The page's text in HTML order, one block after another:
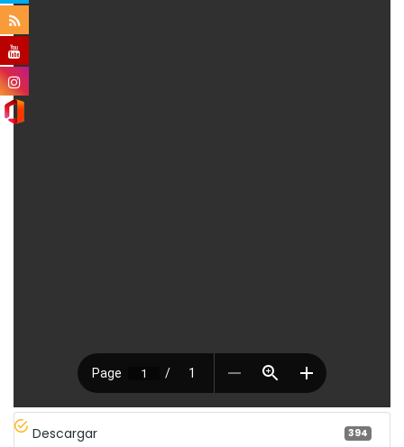
Descargar 394